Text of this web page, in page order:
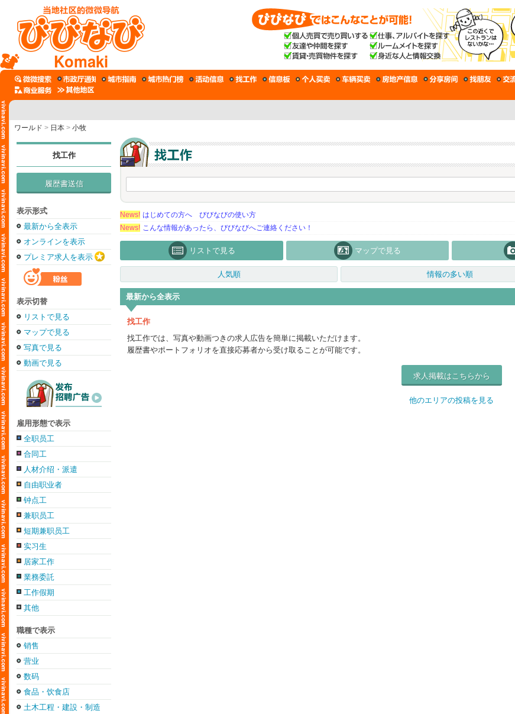
Komaki
ワールド > 日本 > 小牧
找工作
履歴書送信
表示形式
最新から全表示
オンラインを表示
プレミア求人を表示
表示切替
リストで見る
マップで見る
写真で見る
動画で見る
雇用形態で表示
全职员工
合同工
人材介绍・派遣
自由职业者
钟点工
兼职员工
短期兼职员工
实习生
居家工作
業務委託
工作假期
其他
職種で表示
销售
营业
数码
食品・饮食店
土木工程・建設・制造
News! はじめての方へ びびなびの使い方
News! こんな情報があったら、びびなびへご連絡ください！
リストで見る マップで見る
人気順 情報の多い順
最新から全表示
找工作
找工作では、写真や動画つきの求人広告を簡単に掲載いただけます。
履歴書やポートフォリオを直接応募者から受け取ることが可能です。
求人掲載はこちらから
他のエリアの投稿を見る